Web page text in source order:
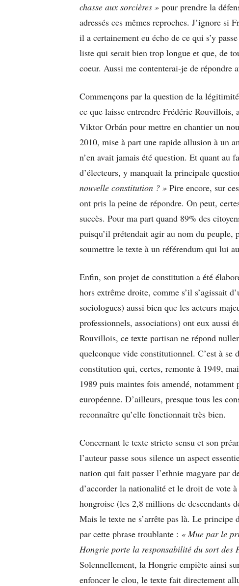
chasse aux sorcières » pour prendre la
adressés ces mêmes reproches. J’ignore
il a certainement eu écho de ce qui s’y
liste qui serait bien trop longue et que, de
coeur. Aussi me contenterai-je de répondre
Commençons par la question de la
ce que laisse entrendre Frédéric Rouvillois,
Viktor Orbán pour mettre en chantier un
2010, mise à part une rapide allusion à un
n’en avait jamais été question. Et quant au
d’électeurs, y manquait la principale
nouvelle constitution ? » Pire encore, sur
ont pris la peine de répondre. On peut,
succès. Pour ma part quand 89% des
puisqu’il prétendait agir au nom du
soumettre le texte à un référendum qui lui
Enfin, son projet de constitution a été
hors extrême droite, comme s’il s’agissait
sociologues) aussi bien que les acteurs
professionnels, associations) ont eux aussi
Rouvillois, ce texte partisan ne répond
quelconque vide constitutionnel. C’est à
constitution qui, certes, remonte à 1949,
1989 puis maintes fois amendé,
européenne. D’ailleurs, presque tous les
reconnaître qu’elle fonctionnait très bien.
Concernant le texte stricto sensu et son
l’auteur passe sous silence un aspect
nation qui fait passer l’ethnie magyare par
d’accorder la nationalité et le droit de vote
hongroise (les 2,8 millions de descendants
Mais le texte ne s’arrête pas là. Le
par cette phrase troublante : « Mue par le
Hongrie porte la responsabilité du sort des
Solennellement, la Hongrie empiète ainsi
enfoncer le clou, le texte fait directement